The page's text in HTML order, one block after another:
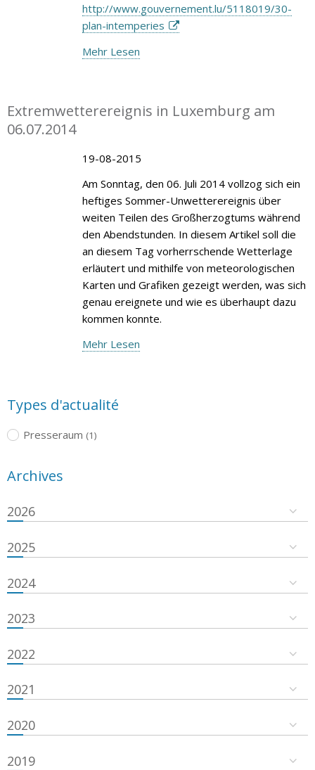
http://www.gouvernement.lu/5118019/30-
plan-intemperies
Mehr Lesen
Extremwetterereignis in Luxemburg am
06.07.2014
19-08-2015
Am Sonntag, den 06. Juli 2014 vollzog sich ein
heftiges Sommer-Unwetterereignis über
weiten Teilen des Großherzogtums während
den Abendstunden. In diesem Artikel soll die
an diesem Tag vorherrschende Wetterlage
erläutert und mithilfe von meteorologischen
Karten und Grafiken gezeigt werden, was sich
genau ereignete und wie es überhaupt dazu
kommen konnte.
Mehr Lesen
Types d'actualité
Presseraum (1)
Archives
2026
2025
2024
2023
2022
2021
2020
2019